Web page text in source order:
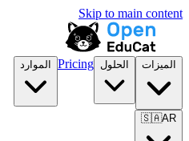
Skip to main content
الميزات الحلول Pricing الموارد
🇸🇦AR